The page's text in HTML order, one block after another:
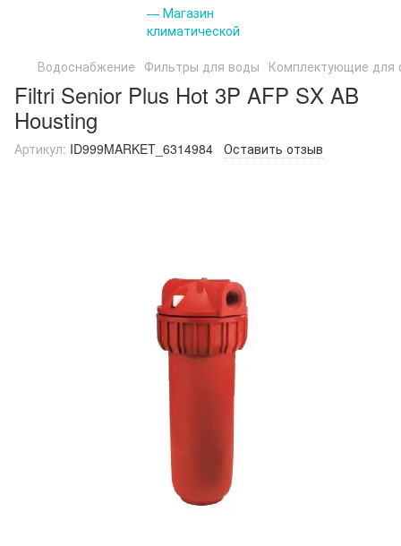
Водоснабжение Фильтры для воды Комплектующие для
Filtri Senior Plus Hot 3P AFP SX AB
Housting
Артикул: ID999MARKET_6314984 Оставить отзыв